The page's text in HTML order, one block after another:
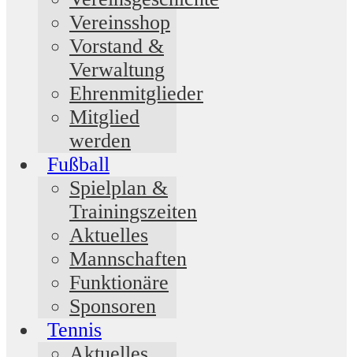
Vereinsshop
Vorstand &
Verwaltung
Ehrenmitglieder
Mitglied
werden
Fußball
Spielplan &
Trainingszeiten
Aktuelles
Mannschaften
Funktionäre
Sponsoren
Tennis